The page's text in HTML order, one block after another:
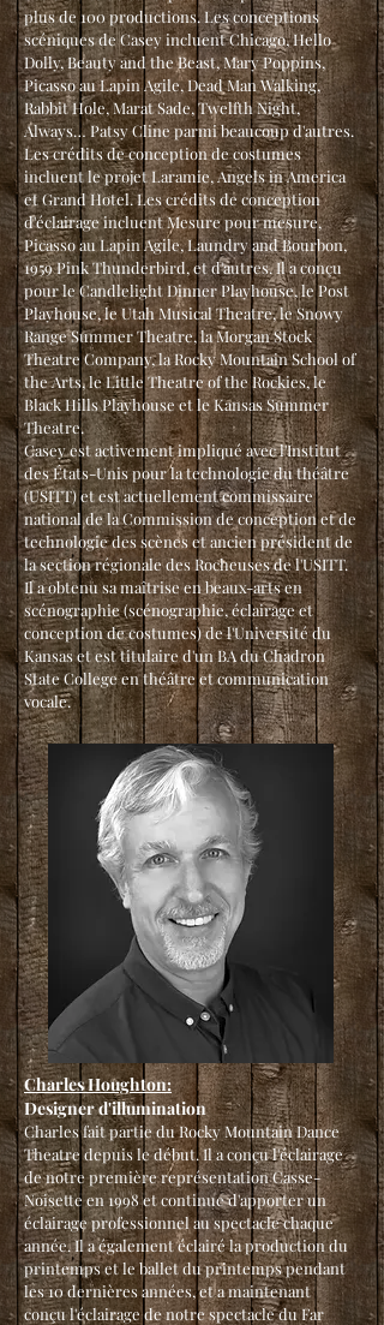
plus de 100 productions. Les conceptions
scéniques de Casey incluent Chicago, Hello
Dolly, Beauty and the Beast, Mary Poppins,
Picasso au Lapin Agile, Dead Man Walking,
Rabbit Hole, Marat Sade, Twelfth Night,
Always… Patsy Cline parmi beaucoup d'autres.
Les crédits de conception de costumes
incluent le projet Laramie, Angels in America
et Grand Hotel. Les crédits de conception
d'éclairage incluent Mesure pour mesure,
Picasso au Lapin Agile, Laundry and Bourbon,
1959 Pink Thunderbird, et d'autres. Il a conçu
pour le Candlelight Dinner Playhouse, le Post
Playhouse, le Utah Musical Theatre, le Snowy
Range Summer Theatre, la Morgan Stock
Theatre Company, la Rocky Mountain School of
the Arts, le Little Theatre of the Rockies, le
Black Hills Playhouse et le Kansas Summer
Theatre.
Casey est activement impliqué avec l'Institut
des États-Unis pour la technologie du théâtre
(USITT) et est actuellement commissaire
national de la Commission de conception et de
technologie des scènes et ancien président de
la section régionale des Rocheuses de l'USITT.
Il a obtenu sa maîtrise en beaux-arts en
scénographie (scénographie, éclairage et
conception de costumes) de l'Université du
Kansas et est titulaire d'un BA du Chadron
State College en théâtre et communication
vocale.
Charles Houghton:
Designer d'illumination
Charles fait partie du Rocky Mountain Dance
Theatre depuis le début. Il a conçu l'éclairage
de notre première représentation Casse-
Noisette en 1998 et continue d'apporter un
éclairage professionnel au spectacle chaque
année. Il a également éclairé la production du
printemps et le ballet du printemps pendant
les 10 dernières années, et a maintenant
conçu l'éclairage de notre spectacle du Far